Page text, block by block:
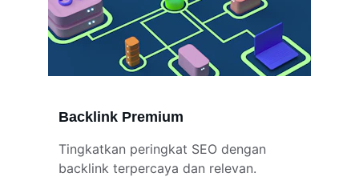
Backlink Premium
Tingkatkan peringkat SEO dengan
backlink terpercaya dan relevan.